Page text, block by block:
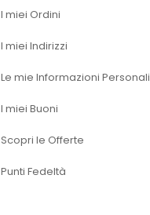
I miei Ordini
I miei Indirizzi
Le mie Informazioni Personali
I miei Buoni
Scopri le Offerte
Punti Fedeltà